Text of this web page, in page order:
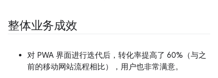
整体业务成效
对 PWA 界面进行迭代后，转化率提高了 60%（与之
前的移动网站流程相比），用户也非常满意。